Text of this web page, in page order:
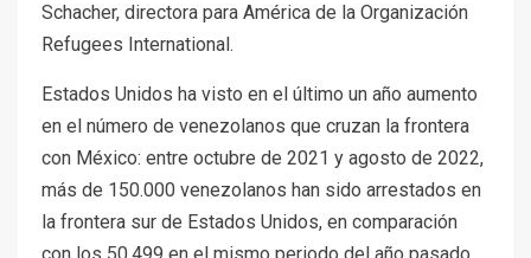
Schacher, directora para América de la Organización
Refugees International.
Estados Unidos ha visto en el último un año aumento
en el número de venezolanos que cruzan la frontera
con México: entre octubre de 2021 y agosto de 2022,
más de 150.000 venezolanos han sido arrestados en
la frontera sur de Estados Unidos, en comparación